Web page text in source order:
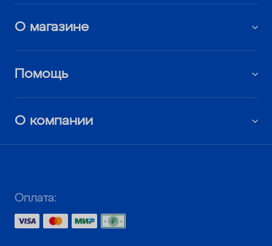
О магазине
Помощь
О компании
Оплата: